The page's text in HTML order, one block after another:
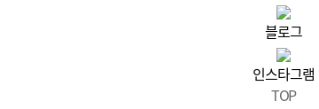
블로그
인스타그램
TOP